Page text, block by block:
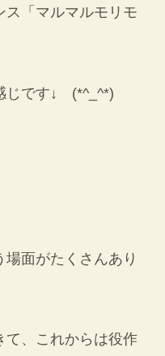
ス「マルマルモリモ
じです↓ (*^_^*)
面がたくさんあり
て、これからは役作